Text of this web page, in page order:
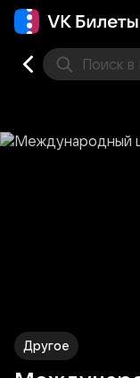
Поиск в
Другое